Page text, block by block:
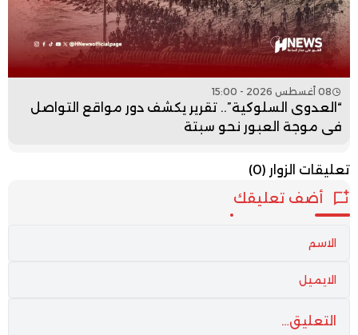
08 أغسطس 2026 - 15:00
“العدوى السلوكية”.. تقرير يكشف دور مواقع التواصل
في موجة العبور نحو سبتة
تعليقات الزوار (0)
أضف تعليقك